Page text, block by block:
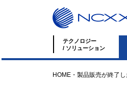
テクノロジー
/ ソリューション
HOME ・ 製品販売が終了